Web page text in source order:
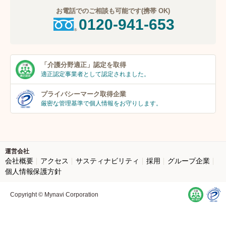
お電話でのご相談も可能です(携帯 OK)
0120-941-653
「介護分野適正」 認定を取得
適正認定事業者として認定されました。
プライバシーマーク取得企業
厳密な管理基準で個人情報をお守りします。
運営会社
会社概要 アクセス サスティナビリティ 採用
グループ企業
個人情報保護方針
Copyright © Mynavi Corporation